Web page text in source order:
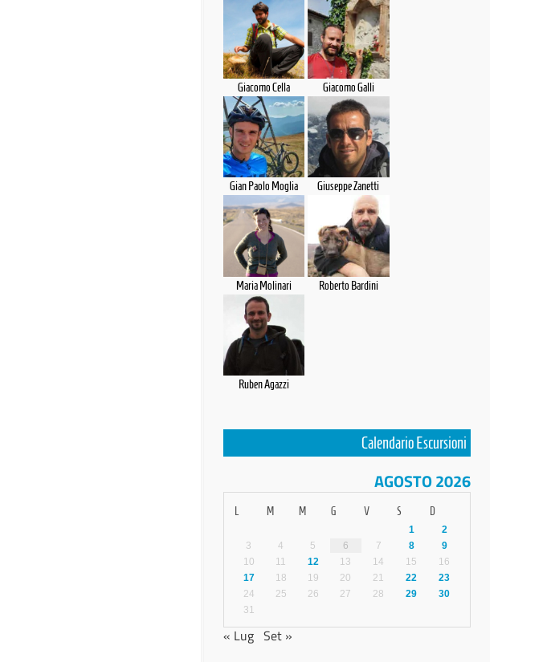
Giacomo Cella Giacomo Galli
Gian Paolo Moglia Giuseppe Zanetti
Maria Molinari Roberto Bardini
Ruben Agazzi
Calendario Escursioni
AGOSTO 2026
L M M G V S D
1
2
3
4 5 6 7 8
9
10
11 12 13 14 15
16
17
18 19 20 21 22
23
24
25 26 27 28 29
30
31
« Lug Set »